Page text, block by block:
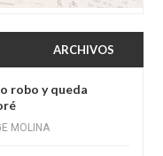
ARCHIVOS
robo y queda
MOLINA